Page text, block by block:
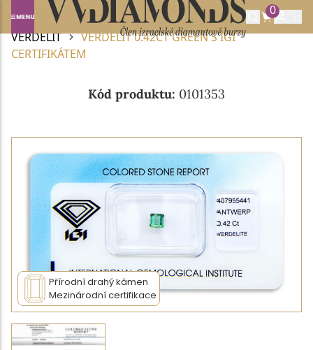
0
Domů
DRAHOKAMY A POLODRAHOKAMY
VERDELIT
VERDELIT 0.42CT GREEN S IGI
CERTIFIKÁTEM
Kód produktu: 0101353
Přírodní drahý kámen
Mezinárodní certifikace